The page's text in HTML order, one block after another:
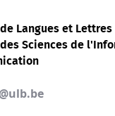
Langues et Lettres
Sciences de